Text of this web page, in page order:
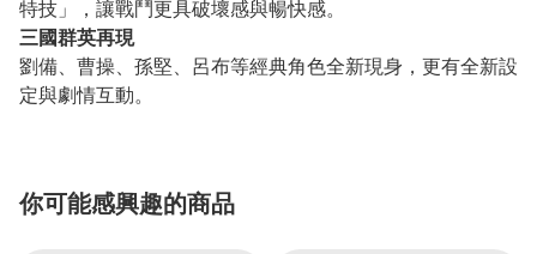
特技」，讓戰鬥更具破壞感與暢快感。
三國群英再現
劉備、曹操、孫堅、呂布等經典角色全新現身，更有全新設
定與劇情互動。
你可能感興趣的商品